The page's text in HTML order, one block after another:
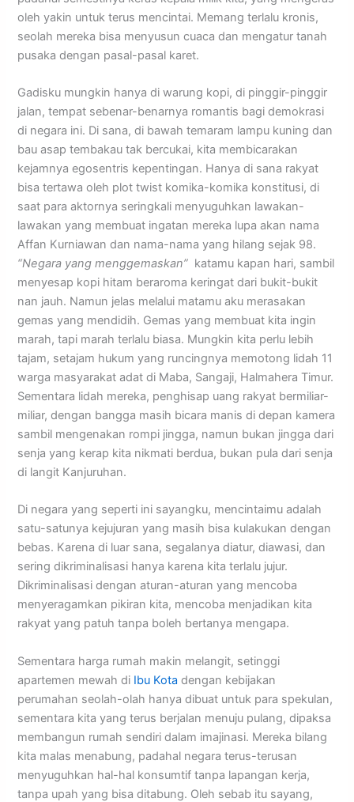
oleh yakin untuk terus mencintai. Memang terlalu kronis,
seolah mereka bisa menyusun cuaca dan mengatur tanah
pusaka dengan pasal-pasal karet.
​​Gadisku mungkin hanya di warung kopi, di pinggir-pinggir
jalan, tempat sebenar-benarnya romantis bagi demokrasi
di negara ini. Di sana, di bawah temaram lampu kuning dan
bau asap tembakau tak bercukai, kita membicarakan
kejamnya egosentris kepentingan. Hanya di sana rakyat
bisa tertawa oleh plot twist komika-komika konstitusi, di
saat para aktornya seringkali menyuguhkan lawakan-
lawakan yang membuat ingatan mereka lupa akan nama
Affan Kurniawan dan nama-nama yang hilang sejak 98.
“Negara yang menggemaskan” katamu kapan hari, sambil
menyesap kopi hitam beraroma keringat dari bukit-bukit
nan jauh. Namun jelas melalui matamu aku merasakan
gemas yang mendidih. Gemas yang membuat kita ingin
marah, tapi marah terlalu biasa. Mungkin kita perlu lebih
tajam, setajam hukum yang runcingnya memotong lidah 11
warga masyarakat adat di Maba, Sangaji, Halmahera Timur.
Sementara lidah mereka, penghisap uang rakyat bermiliar-
miliar, dengan bangga masih bicara manis di depan kamera
sambil mengenakan rompi jingga, namun bukan jingga dari
senja yang kerap kita nikmati berdua, bukan pula dari senja
di langit Kanjuruhan.
Di negara yang seperti ini sayangku, mencintaimu adalah
satu-satunya kejujuran yang masih bisa kulakukan dengan
bebas. Karena di luar sana, segalanya diatur, diawasi, dan
sering dikriminalisasi hanya karena kita terlalu jujur.
Dikriminalisasi dengan aturan-aturan yang mencoba
menyeragamkan pikiran kita, mencoba menjadikan kita
rakyat yang patuh tanpa boleh bertanya mengapa.
​Sementara harga rumah makin melangit, setinggi
apartemen mewah di Ibu Kotadengan kebijakan
perumahan seolah-olah hanya dibuat untuk para spekulan,
sementara kita yang terus berjalan menuju pulang, dipaksa
membangun rumah sendiri dalam imajinasi. Mereka bilang
kita malas menabung, padahal negara terus-terusan
menyuguhkan hal-hal konsumtif tanpa lapangan kerja,
tanpa upah yang bisa ditabung. Oleh sebab itu sayang,